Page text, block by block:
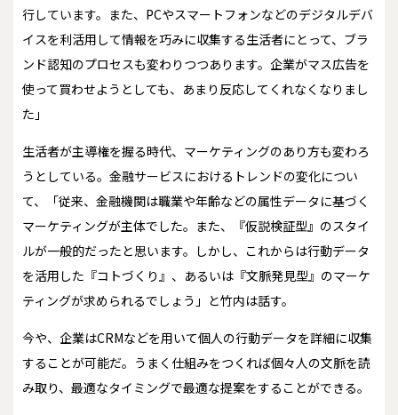
行しています。また、PCやスマートフォンなどのデジタルデバ
イスを利活用して情報を巧みに収集する生活者にとって、ブラ
ンド認知のプロセスも変わりつつあります。企業がマス広告を
使って買わせようとしても、あまり反応してくれなくなりまし
た」
生活者が主導権を握る時代、マーケティングのあり方も変わろ
うとしている。金融サービスにおけるトレンドの変化につい
て、「従来、金融機関は職業や年齢などの属性データに基づく
マーケティングが主体でした。また、『仮説検証型』のスタイ
ルが一般的だったと思います。しかし、これからは行動データ
を活用した『コトづくり』、あるいは『文脈発見型』のマーケ
ティングが求められるでしょう」と竹内は話す。
今や、企業はCRMなどを用いて個人の行動データを詳細に収集
することが可能だ。うまく仕組みをつくれば個々人の文脈を読
み取り、最適なタイミングで最適な提案をすることができる。